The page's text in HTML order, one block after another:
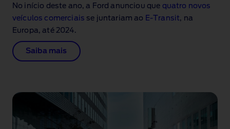
No início deste ano, a Ford anunciou que quatro novos
veículos comerciais se juntariam ao E‑Transit, na
Europa, até 2024.
Saiba mais